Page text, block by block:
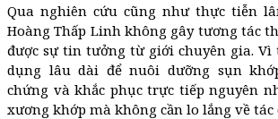
Qua nghiên cứu cũng như thực tiễn
Hoàng Thấp Linh không gây tương tác
được sự tin tưởng từ giới chuyên gia. Vì
dụng lâu dài để nuôi dưỡng sụn
chứng và khắc phục trực tiếp nguyên
xương khớp mà không cần lo lắng về tác